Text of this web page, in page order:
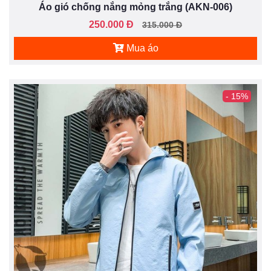
Áo gió chống nắng mỏng trắng (AKN-006)
250.000 Đ
315.000 Đ
Mua áo
- 15%